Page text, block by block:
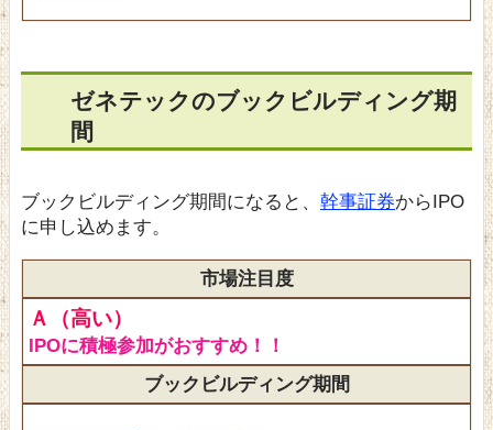
ゼネテックのブックビルディング期
間
ブックビルディング期間になると、 幹事証券からIPO
に申し込めます。
市場注目度
Ａ（高い）
IPOに積極参加がおすすめ！！
ブックビルディング期間